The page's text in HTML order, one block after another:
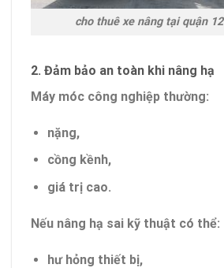
cho thuê xe nâng tại quận 12
2. Đảm bảo an toàn khi nâng hạ
Máy móc công nghiệp thường:
nặng,
cồng kềnh,
giá trị cao.
Nếu nâng hạ sai kỹ thuật có thể:
hư hỏng thiết bị,